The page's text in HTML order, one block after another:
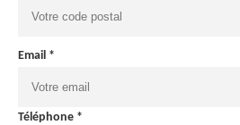
Email *
Téléphone *